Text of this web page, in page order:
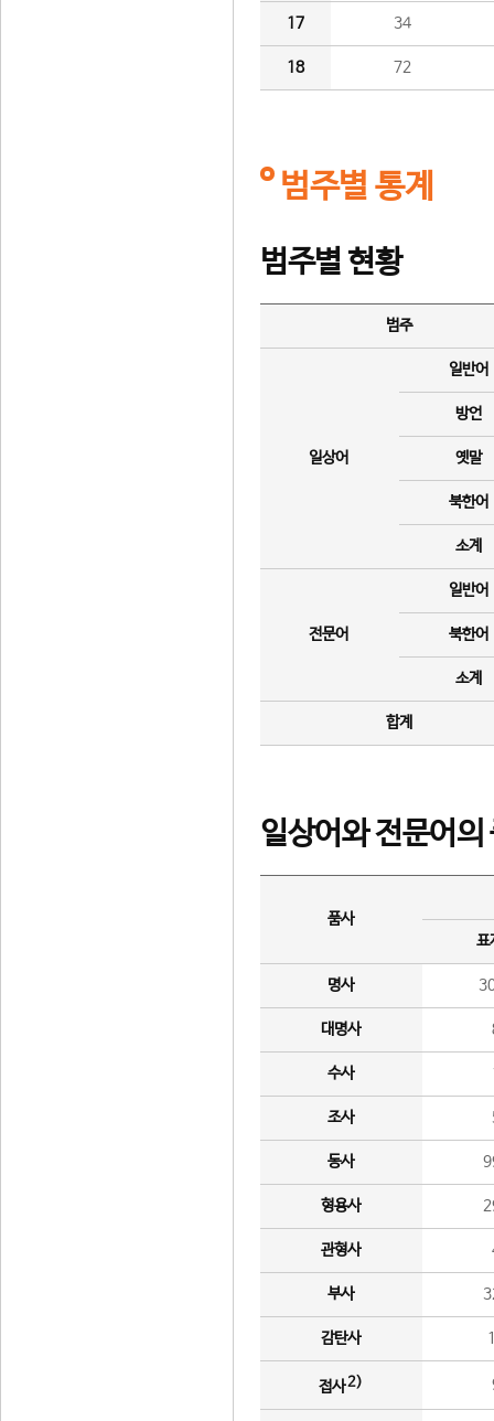
17 34
18 72
범주별 통계
범주별 현황
범주
일상어
일반어
방언
옛말
북한어
소계
전문어
일반어
북한어
소계
합계
일상어와 전문어의
품사
표
명사
대명사
수사
조사
동사
형용사
관형사
부사
감탄사
접사2)